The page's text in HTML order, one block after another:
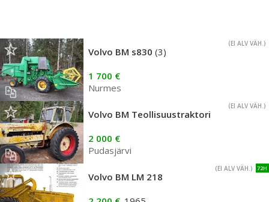
(EI ALV VÄH.)
Volvo BM s830 (3)
1 700 €
Nurmes
(EI ALV VÄH.)
Volvo BM Teollisuustraktori
2 000 €
Pudasjärvi
72H
(EI ALV VÄH.)
Volvo BM LM 218